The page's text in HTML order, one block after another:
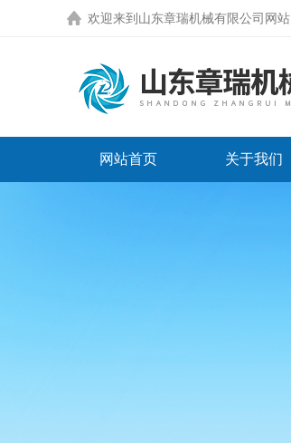
欢迎来到 山东章瑞机械有限公司网站
网站首页 关于我们